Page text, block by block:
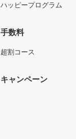
ハッピープログラム
手数料
超割コース
キャンペーン